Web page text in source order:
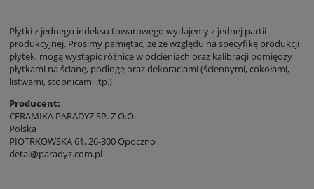
Płytki z jednego indeksu towarowego wydajemy z jednej partii
produkcyjnej. Prosimy pamiętać, że ze względu na specyfikę produkcji
płytek, mogą wystąpić różnice w odcieniach oraz kalibracji pomiędzy
płytkami na ścianę, podłogę oraz dekoracjami (ściennymi, cokołami,
listwami, stopnicami itp.)
Producent:
CERAMIKA PARADYŻ SP. Z O.O.
Polska
PIOTRKOWSKA 61, 26-300 Opoczno
detal@paradyz.com.pl